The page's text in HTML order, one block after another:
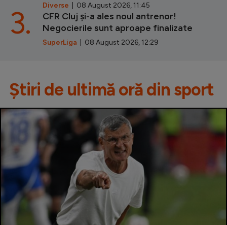
Diverse | 08 August 2026, 11:45
CFR Cluj și-a ales noul antrenor!
Negocierile sunt aproape finalizate
SuperLiga | 08 August 2026, 12:29
3.
Știri de ultimă oră din sport